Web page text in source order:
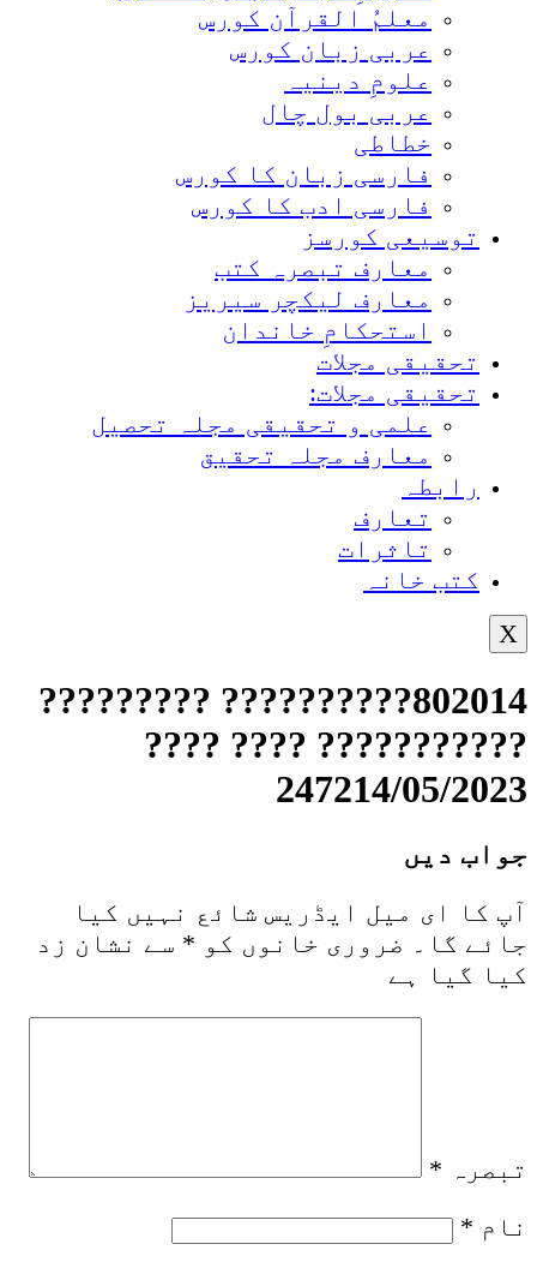
معلمُ القرآن کورس
عربی زبان کورس
علومِ دینیہ
عربی بول چال
خطاطی
فارسی زبان کا کورس
فارسی ادب کا کورس
توسیعی کورسز
معارف تبصرہ کتب
معارف لیکچر سیریز
استحکامِ خاندان
تحقیقی مجلات
تحقیقی مجلات:
علمی و تحقیقی مجلہ تحصیل
معارف مجلہ تحقیق
رابطہ
تعارف
تاثرات
کتب خانہ
X
802014?????????? ?????????
??????????? ???? ????
247214/05/2023
جواب دیں
آپ کا ای میل ایڈریس شائع نہیں کیا
جائے گا۔
ضروری خانوں کو * سے نشان زد
کیا گیا ہے
تبصرہ *
نام *